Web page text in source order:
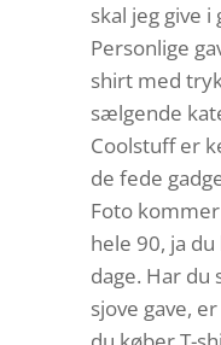
skal jeg give
Personlige
shirt med
sælgende
Coolstuff er
de fede
Foto
hele 90, ja
dage. Har
sjove gave,